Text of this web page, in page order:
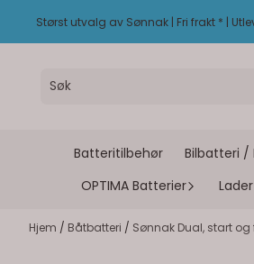
Hopp til innhold
Størst utvalg av Sønnak | Fri frakt * |
Batteritilbehør Bilbatteri /
OPTIMA Batterier
Hjem / Båtbatteri / Sønnak Dual, start og